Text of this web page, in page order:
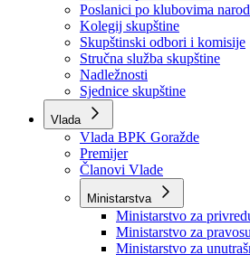
Skupština BPK Goražde
Rukovodstvo
Poslanici po strankama
Poslanici po klubovima naroda
Kolegij skupštine
Skupštinski odbori i komisije
Stručna služba skupštine
Nadležnosti
Sjednice skupštine
Vlada
Vlada BPK Goražde
Premijer
Članovi Vlade
Ministarstva